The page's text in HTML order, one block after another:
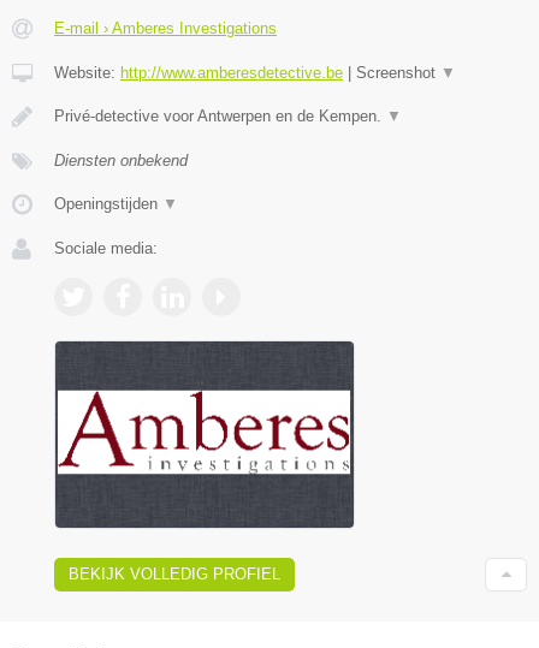
E-mail › Amberes Investigations
Website: http://www.amberesdetective.be Screenshot ▼
Privé-detective voor Antwerpen en de Kempen. ▼
Diensten onbekend
Openingstijden ▼
Sociale media:
BEKIJK VOLLEDIG PROFIEL